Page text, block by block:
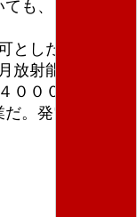
も、日本は止
した。近くに
放射能漏れによ
０００億円も払
。発電事業を